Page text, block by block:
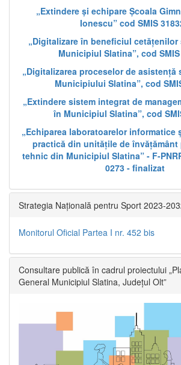
„Extindere și echipare Școala
Ionescu” cod SMIS
„Digitalizare în beneficiul
Municipiul Slatina”, cod
„Digitalizarea proceselor de asistență
Municipiului Slatina”, cod
„Extindere sistem integrat de
în Municipiul Slatina”, cod
„Echiparea laboratoarelor informatice
practică din unitățile de
tehnic din Municipiul Slatina” - F-
0273 - finalizat
Strategia Națională pentru Sport 2023-
Monitorul Oficial Partea I nr. 452 bis
Consultare publică în cadrul proiectului
General Municipiul Slatina, Județul Olt”